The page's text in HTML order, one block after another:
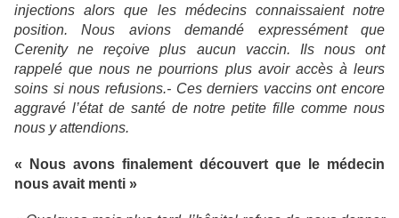
injections alors que les médecins connaissaient notre
position. Nous avions demandé expressément que
Cerenity ne reçoive plus aucun vaccin. Ils nous ont
rappelé que nous ne pourrions plus avoir accès à leurs
soins si nous refusions.- Ces derniers vaccins ont encore
aggravé l’état de santé de notre petite fille comme nous
nous y attendions.
« Nous avons finalement découvert que le médecin
nous avait menti »